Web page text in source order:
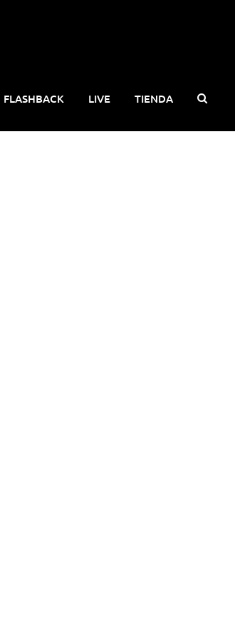
FLASHBACK LIVE TIENDA